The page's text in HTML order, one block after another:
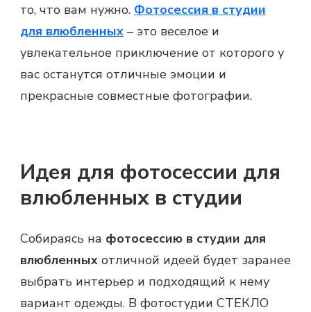
то, что вам нужно. Фотосессия в студии
для влюбленных – это веселое и
увлекательное приключение от которого у
вас останутся отличные эмоции и
прекрасные совместные фотографии.
Идея для фотосессии для
влюбленных в студии
Собираясь на фотосессию в студии для
влюбленных отличной идеей будет заранее
выбрать интерьер и подходящий к нему
вариант одежды. В фотостудии СТЕКЛО